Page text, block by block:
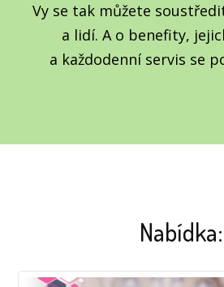
Vy se tak můžete
a lidí. A o benefity,
a každodenní servis se
Nabídka: